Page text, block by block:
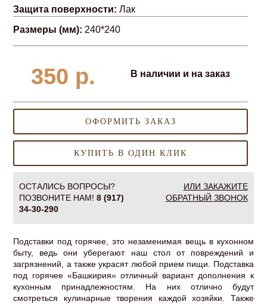
Защита поверхности:Лак
Размеры (мм): 240*240
350 р. В наличии и на заказ
ОФОРМИТЬ ЗАКАЗ
КУПИТЬ В ОДИН КЛИК
ОСТАЛИСЬ ВОПРОСЫ?
ПОЗВОНИТЕ НАМ!8 (917)
34-30-290
ИЛИ ЗАКАЖИТЕ
ОБРАТНЫЙ ЗВОНОК
Подставки под горячее, это незаменимая вещь в кухонном
быту, ведь они уберегают наш стол от повреждений и
загрязнений, а также украсят любой прием пищи. Подставка
под горячее «Башкирия» отличный вариант дополнения к
кухонным принадлежностям. На них отлично будут
смотреться кулинарные творения каждой хозяйки. Также